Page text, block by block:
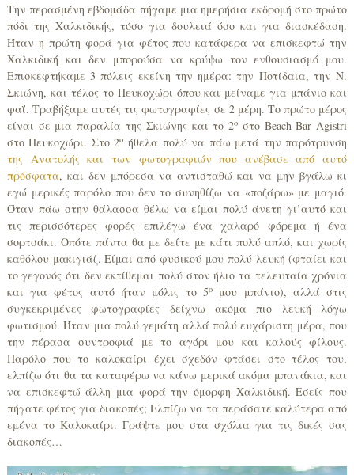
Την περασμένη εβδομάδα πήγαμε μια ημερήσια εκδρομή στο πρώτο
πόδι της Χαλκιδικής, τόσο για δουλειά όσο και για διασκέδαση.
Ήταν η πρώτη φορά για φέτος που κατάφερα να επισκεφτώ την
Χαλκιδική και δεν μπορούσα να κρύψω τον ενθουσιασμό μου.
Επισκεφτήκαμε 3 πόλεις εκείνη την ημέρα: την Ποτίδαια, την Ν.
Σκιώνη, και τέλος το Πευκοχώρι όπου και μείναμε για μπάνιο και
φαΐ. Τραβήξαμε αυτές τις φωτογραφίες σε 2 μέρη. Το πρώτο μέρος
είναι σε μια παραλία της Σκιώνης και το 2ο στο Beach Bar Agistri
στο Πευκοχώρι. Στο 2ο ήθελα πολύ να πάω μετά την παρότρυνση
της Ανατολής και των φωτογραφιών που ανέβασε από αυτό
πρόσφατα, και δεν μπόρεσα να αντισταθώ και να μην βγάλω κι
εγώ μερικές παρόλο που δεν το συνηθίζω να «ποζάρω» με μαγιό.
Όταν πάω στην θάλασσα θέλω να είμαι πολύ άνετη γι’αυτό και
τις περισσότερες φορές επιλέγω ένα χαλαρό φόρεμα ή ένα
σορτσάκι. Οπότε πάντα θα με δείτε με κάτι πολύ απλό, και χωρίς
καθόλου μακιγιάζ. Είμαι από φυσικού μου πολύ λευκή (φταίει και
το γεγονός ότι δεν εκτίθεμαι πολύ στον ήλιο τα τελευταία χρόνια
και για φέτος αυτό ήταν μόλις το 5ομου μπάνιο), αλλά στις
συγκεκριμένες φωτογραφίες δείχνω ακόμα πιο λευκή λόγω
φωτισμού. Ήταν μια πολύ γεμάτη αλλά πολύ ευχάριστη μέρα, που
την πέρασα συντροφιά με το αγόρι μου και καλούς φίλους.
Παρόλο που το καλοκαίρι έχει σχεδόν φτάσει στο τέλος του,
ελπίζω ότι θα τα καταφέρω να κάνω μερικά ακόμα μπανάκια, και
να επισκεφτώ άλλη μια φορά την όμορφη Χαλκιδική. Εσείς που
πήγατε φέτος για διακοπές; Ελπίζω να τα περάσατε καλύτερα από
εμένα το Καλοκαίρι. Γράψτε μου στα σχόλια για τις δικές σας
διακοπές…